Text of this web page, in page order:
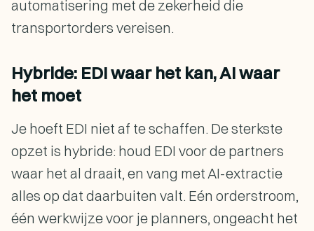
automatisering met de zekerheid die
transportorders vereisen.
Hybride: EDI waar het kan, AI waar
het moet
Je hoeft EDI niet af te schaffen. De sterkste
opzet is hybride: houd EDI voor de partners
waar het al draait, en vang met AI-extractie
alles op dat daarbuiten valt. Eén orderstroom,
één werkwijze voor je planners, ongeacht het